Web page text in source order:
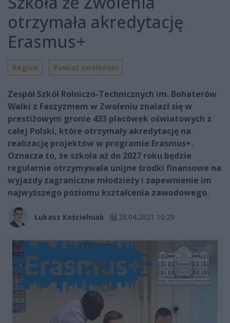
otrzymała akredytację
Erasmus+
Region Powiat zwoleński
Zespół Szkół Rolniczo-Technicznych im. Bohaterów
Walki z Faszyzmem w Zwoleniu znalazł się w
prestiżowym gronie 433 placówek oświatowych z
całej Polski, które otrzymały akredytację na
realizację projektów w programie Erasmus+.
Oznacza to, że szkoła aż do 2027 roku będzie
regularnie otrzymywała unijne środki finansowe na
wyjazdy zagraniczne młodzieży i zapewnienie im
najwyższego poziomu kształcenia zawodowego.
Łukasz Kościelniak 28.04.2021 10:29